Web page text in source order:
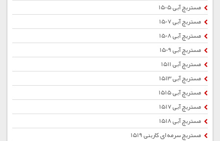
مستربچ آبی 1505
مستربچ آبی 1507
مستربچ آبی 1508
مستربچ آبی 1509
مستربچ آبی 1511
مستربچ آبی 1513
مستربچ آبی 1515
مستربچ آبی 1517
مستربچ آبی 1518
مستربچ سرمه ای کاربنی 1519